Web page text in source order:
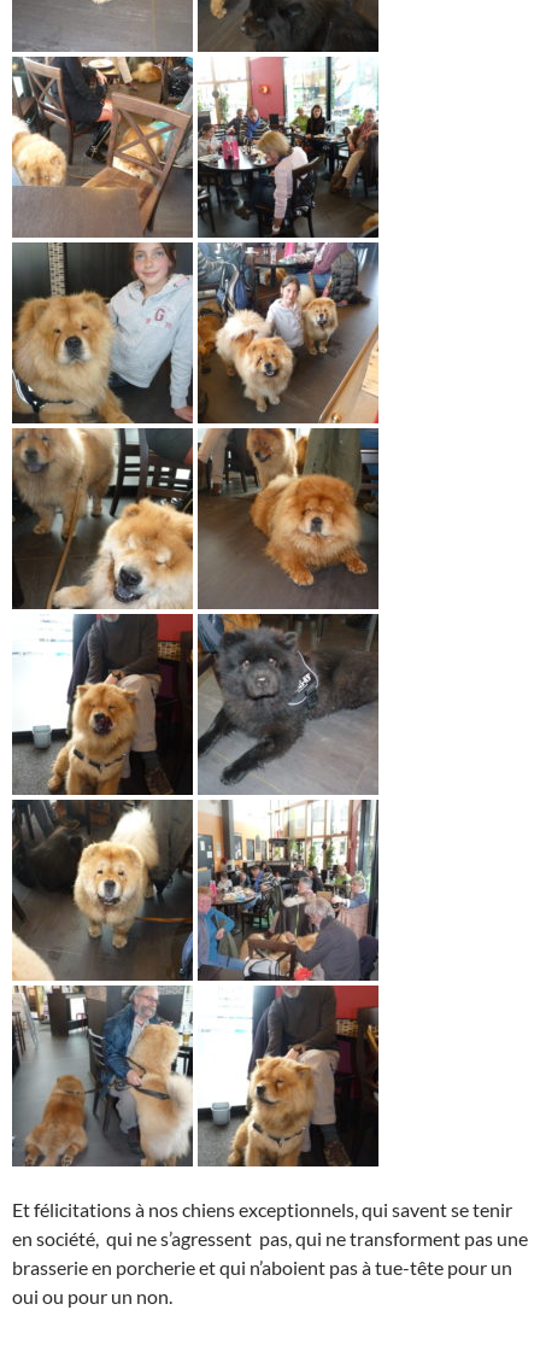
Et félicitations à nos chiens exceptionnels, qui savent se tenir
en société, qui ne s’agressent pas, qui ne transforment pas une
brasserie en porcherie et qui n’aboient pas à tue-tête pour un
oui ou pour un non.